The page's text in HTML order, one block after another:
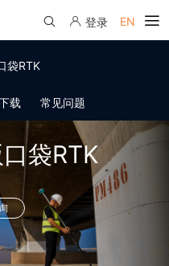
登录 EN
袋RTK
载 常见问题
袋RTK